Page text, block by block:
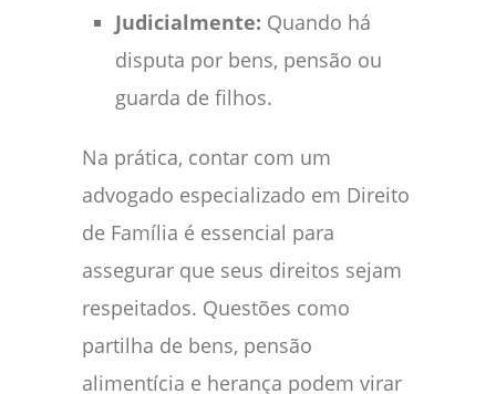
Judicialmente: Quando há
disputa por bens, pensão ou
guarda de filhos.
Na prática, contar com um
advogado especializado em Direito
de Família é essencial para
assegurar que seus direitos sejam
respeitados. Questões como
partilha de bens, pensão
alimentícia e herança podem virar